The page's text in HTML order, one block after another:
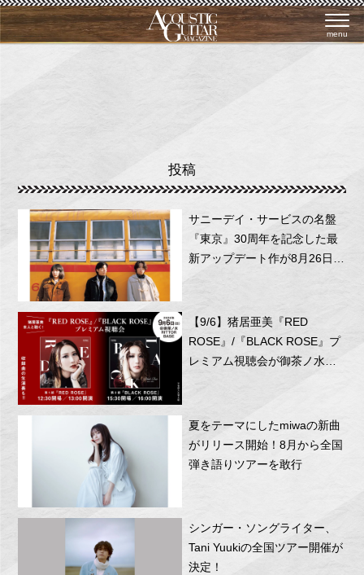
menu
投稿
サニーデイ・サービスの名盤
『東京』30周年を記念した最
新アップデート作が8月26日に
リリース！
【9/6】猪居亜美『RED
ROSE』/『BLACK ROSE』プ
レミアム視聴会が御茶ノ水
夏をテーマにしたmiwaの新曲
がリリース開始！8月から全国
弾き語りツアーを敢行
シンガー・ソングライター、
Tani Yuukiの全国ツアー開催が
決定！